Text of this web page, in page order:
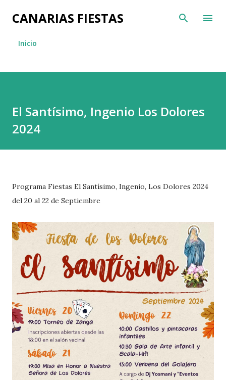
Ir al contenido principal
CANARIAS FIESTAS
Inicio
El Santísimo, Ingenio Los Dolores
2024
Programa Fiestas El Santísimo, Ingenio, Los Dolores 2024
del 20 al 22 de Septiembre